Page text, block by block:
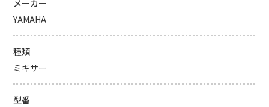
メーカー
YAMAHA
種類
ミキサー
型番